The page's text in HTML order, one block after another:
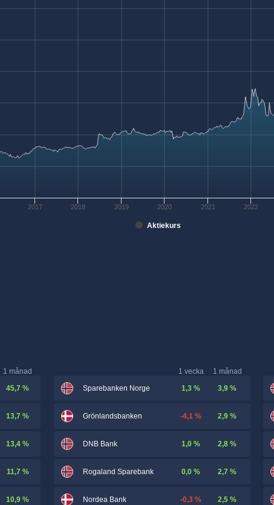
Aktiekurs
2017 2018 2019 2020 2021 2022
1 månad
45,7 %
13,7 %
13,4 %
11,7 %
10,9 %
1 vecka
1 månad
Sparebanken Norge
1,3 % 3,9 %
Grönlandsbanken -4,1 % 2,9 %
DNB Bank 1,0 % 2,8 %
Rogaland Sparebank 0,0 % 2,7 %
Nordea Bank -0,3 % 2,5 %